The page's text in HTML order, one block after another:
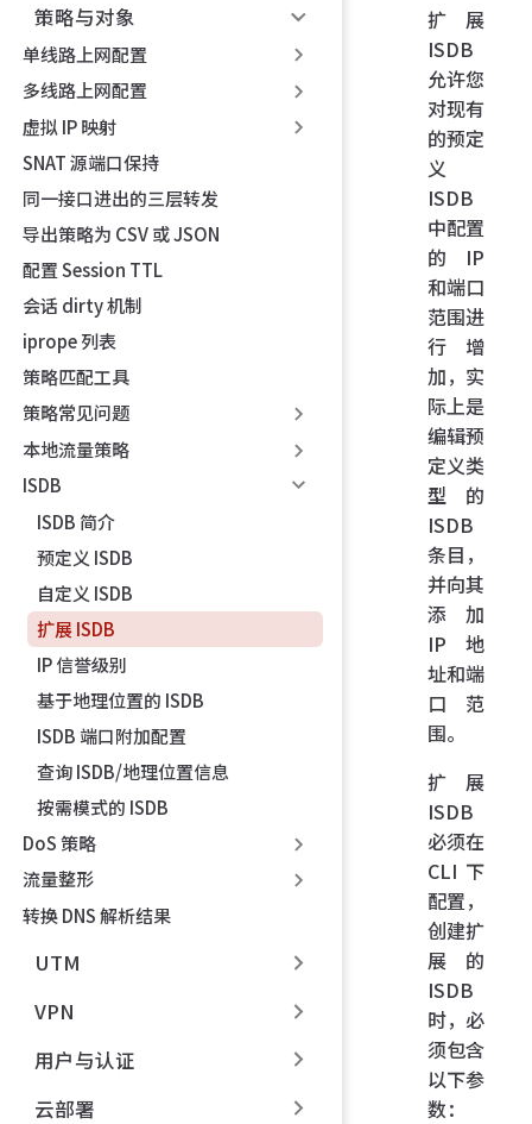
策略与对象
单线路上网配置
多线路上网配置
虚拟 IP 映射
SNAT 源端口保持
同一接口进出的三层转发
导出策略为 CSV 或 JSON
配置 Session TTL
会话 dirty 机制
iprope 列表
策略匹配工具
策略常见问题
本地流量策略
ISDB
ISDB 简介
预定义 ISDB
自定义 ISDB
扩展 ISDB
IP 信誉级别
基于地理位置的 ISDB
ISDB 端口附加配置
查询 ISDB/地理位置信息
按需模式的 ISDB
DoS 策略
流量整形
转换 DNS 解析结果
UTM
VPN
用户与认证
云部署
扩展
ISDB
允许您
对现有
的预定
义
ISDB
中配置
的 IP
和端口
范围进
行增
加，实
际上是
编辑预
定义类
型的
ISDB
条目，
并向其
添加
IP 地
址和端
口范
围。
扩展
ISDB
必须在
CLI 下
配置，
创建扩
展的
ISDB
时，必
须包含
以下参
数：